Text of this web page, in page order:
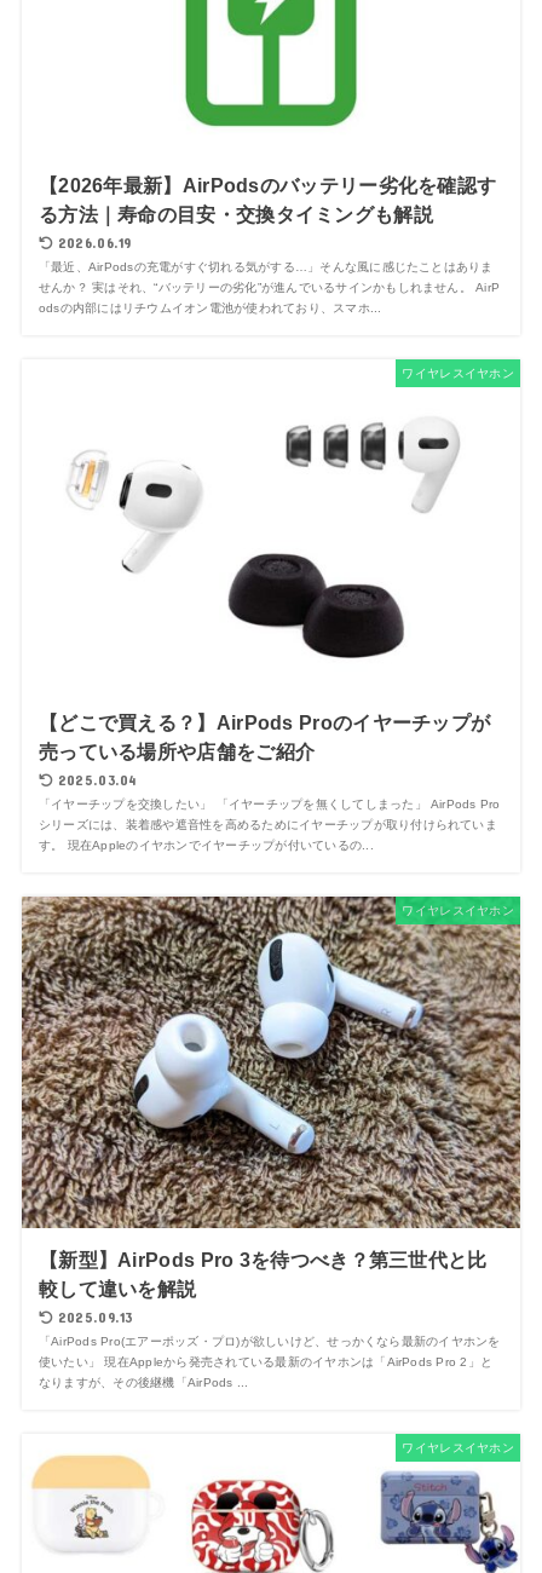
【2026年最新】AirPodsのバッテリー劣化を確認す
る方法｜寿命の目安・交換タイミングも解説
2026.06.19
「最近、AirPodsの充電がすぐ切れる気がする…」そんな風に感じたことはありま
せんか？ 実はそれ、“バッテリーの劣化”が進んでいるサインかもしれません。 AirP
odsの内部にはリチウムイオン電池が使われており、スマホ...
ワイヤレスイヤホン
【どこで買える？】AirPods Proのイヤーチップが
売っている場所や店舗をご紹介
2025.03.04
「イヤーチップを交換したい」 「イヤーチップを無くしてしまった」 AirPods Pro
シリーズには、装着感や遮音性を高めるためにイヤーチップが取り付けられていま
す。 現在Appleのイヤホンでイヤーチップが付いているの...
ワイヤレスイヤホン
【新型】AirPods Pro 3を待つべき？第三世代と比
較して違いを解説
2025.09.13
「AirPods Pro(エアーポッズ・プロ)が欲しいけど、せっかくなら最新のイヤホンを
使いたい」 現在Appleから発売されている最新のイヤホンは「AirPods Pro 2」と
なりますが、その後継機「AirPods ...
ワイヤレスイヤホン